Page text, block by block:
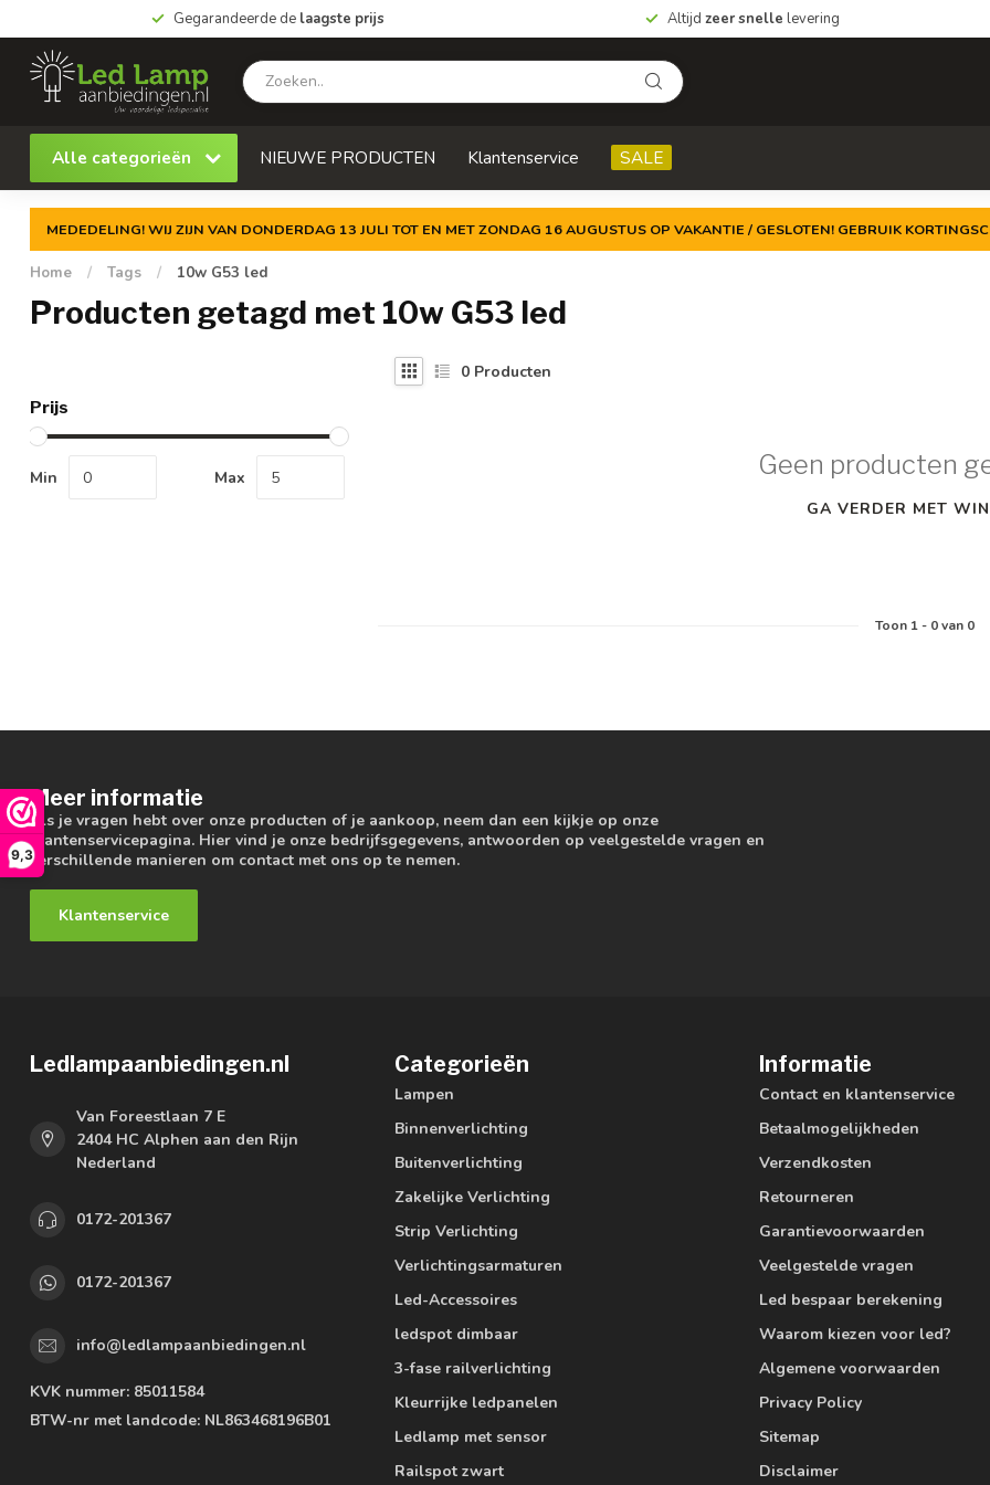
9,3
Gegarandeerde de laagste prijs Altijd zeer snelle levering
Alle categorieën NIEUWE PRODUCTEN Klantenservice SALE
MEDEDELING! WIJ ZIJN VAN DONDERDAG 13 JULI TOT EN MET ZONDAG 16 AUGUSTUS OP VAKANTIE / GESLOTEN! GEBRUIK
Home / Tags / 10w G53 led
Producten getagd met 10w G53 led
Prijs
Min Max
0 Producten
Geen producten
GA VERDER MET
Toon 1- 0van 0
Meer informatie
Als je vragen hebt over onze producten of je aankoop, neem dan een kijkje op onze
klantenservicepagina. Hier vind je onze bedrijfsgegevens, antwoorden op veelgestelde vragen en
verschillende manieren om contact met ons op te nemen.
Klantenservice
Ledlampaanbiedingen.nl
Van Foreestlaan 7 E
2404 HC Alphen aan den Rijn
Nederland
0172-201367
0172-201367
info@ledlampaanbiedingen.nl
KVK nummer: 85011584
BTW-nr met landcode: NL863468196B01
Categorieën
Lampen
Binnenverlichting
Buitenverlichting
Zakelijke Verlichting
Strip Verlichting
Verlichtingsarmaturen
Led-Accessoires
ledspot dimbaar
3-fase railverlichting
Kleurrijke ledpanelen
Ledlamp met sensor
Railspot zwart
Informatie
Contact en klantenservice
Betaalmogelijkheden
Verzendkosten
Retourneren
Garantievoorwaarden
Veelgestelde vragen
Led bespaar berekening
Waarom kiezen voor led?
Algemene voorwaarden
Privacy Policy
Sitemap
Disclaimer